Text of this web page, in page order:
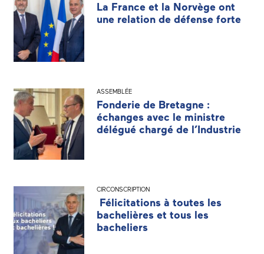
La France et la Norvège ont
une relation de défense forte
ASSEMBLÉE
Fonderie de Bretagne :
échanges avec le ministre
délégué chargé de l’Industrie
CIRCONSCRIPTION
Félicitations à toutes les
bachelières et tous les
bacheliers